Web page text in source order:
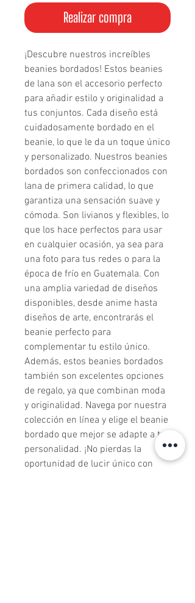
Realizar compra
¡Descubre nuestros increíbles
beanies bordados! Estos beanies
de lana son el accesorio perfecto
para añadir estilo y originalidad a
tus conjuntos. Cada diseño está
cuidadosamente bordado en el
beanie, lo que le da un toque único
y personalizado. Nuestros beanies
bordados son confeccionados con
lana de primera calidad, lo que
garantiza una sensación suave y
cómoda. Son livianos y flexibles, lo
que los hace perfectos para usar
en cualquier ocasión, ya sea para
una foto para tus redes o para la
época de frío en Guatemala. Con
una amplia variedad de diseños
disponibles, desde anime hasta
diseños de arte, encontrarás el
beanie perfecto para
complementar tu estilo único.
Además, estos beanies bordados
también son excelentes opciones
de regalo, ya que combinan moda
y originalidad. Navega por nuestra
colección en línea y elige el beanie
bordado que mejor se adapte a tu
personalidad. ¡No pierdas la
oportunidad de lucir único con